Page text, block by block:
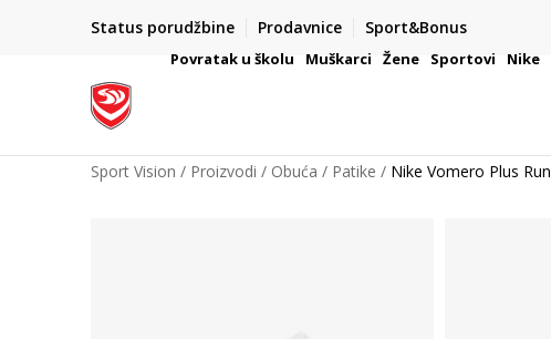
Status porudžbine Prodavnice Sport&Bonus
VAŽNO OBAVEŠTENJE ZA POTROŠAČE
Povratak u školu Muškarci Žene Sportovi Nike
Sport Vision Proizvodi Obuća Patike Nike Vomero Plus Run